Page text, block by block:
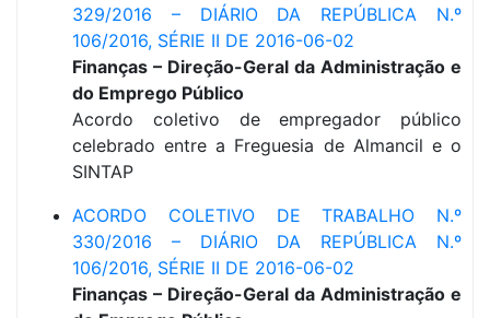
329/2016 – DIÁRIO DA REPÚBLICA N.º
106/2016, SÉRIE II DE 2016-06-02
Finanças – Direção-Geral da Administração e
do Emprego Público
Acordo coletivo de empregador público
celebrado entre a Freguesia de Almancil e o
SINTAP
ACORDO COLETIVO DE TRABALHO N.º
330/2016 – DIÁRIO DA REPÚBLICA N.º
106/2016, SÉRIE II DE 2016-06-02
Finanças – Direção-Geral da Administração e